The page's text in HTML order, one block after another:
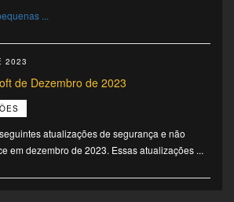
...
2023
de Dezembro de 2023
atualizações de segurança e não
em dezembro de 2023. Essas atualizações ...